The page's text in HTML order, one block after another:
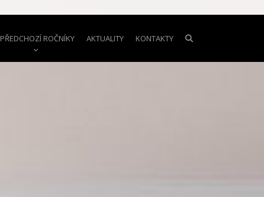
PŘEDCHOZÍ ROČNÍKY AKTUALITY KONTAKTY